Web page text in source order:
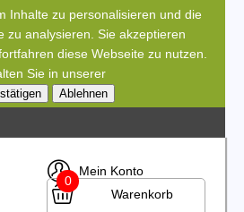
Inhalte zu personalisieren und die
zu analysieren. Sie akzeptieren
diese Webseite zu nutzen.
Sie in unserer
Ablehnen
Mein Konto
0
Warenkorb